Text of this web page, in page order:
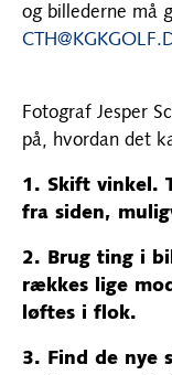
og billederne må
Fotograf Jesper
på, hvordan det
1. Skift vinkel.
fra siden,
2. Brug ting i
rækkes lige
løftes i flok.
3. Find de nye